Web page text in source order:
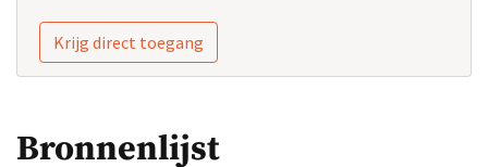
Krijg direct toegang
Bronnenlijst